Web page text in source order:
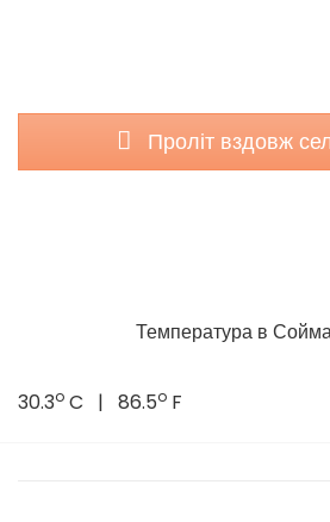
Проліт вздовж
Температура в
30.3o C | 86.5o F